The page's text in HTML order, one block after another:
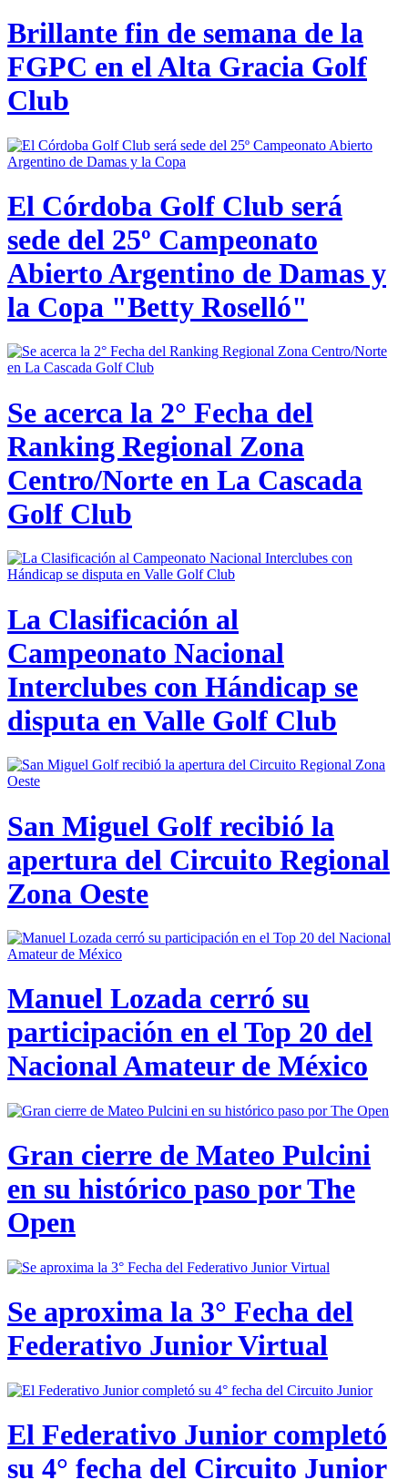
Brillante fin de semana de la
FGPC en el Alta Gracia Golf
Club
El Córdoba Golf Club será
sede del 25º Campeonato
Abierto Argentino de Damas y
la Copa "Betty Roselló"
Se acerca la 2° Fecha del
Ranking Regional Zona
Centro/Norte en La Cascada
Golf Club
La Clasificación al
Campeonato Nacional
Interclubes con Hándicap se
disputa en Valle Golf Club
San Miguel Golf recibió la
apertura del Circuito Regional
Zona Oeste
Manuel Lozada cerró su
participación en el Top 20 del
Nacional Amateur de México
Gran cierre de Mateo Pulcini
en su histórico paso por The
Open
Se aproxima la 3° Fecha del
Federativo Junior Virtual
El Federativo Junior completó
su 4° fecha del Circuito Junior